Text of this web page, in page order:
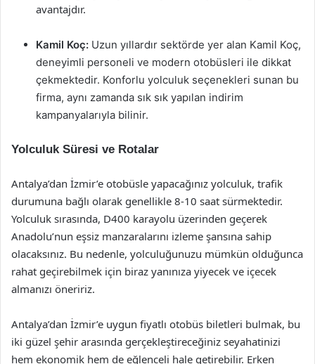
avantajdır.
Kamil Koç: Uzun yıllardır sektörde yer alan Kamil Koç,
deneyimli personeli ve modern otobüsleri ile dikkat
çekmektedir. Konforlu yolculuk seçenekleri sunan bu
firma, aynı zamanda sık sık yapılan indirim
kampanyalarıyla bilinir.
Yolculuk Süresi ve Rotalar
Antalya’dan İzmir’e otobüsle yapacağınız yolculuk, trafik
durumuna bağlı olarak genellikle 8-10 saat sürmektedir.
Yolculuk sırasında, D400 karayolu üzerinden geçerek
Anadolu’nun eşsiz manzaralarını izleme şansına sahip
olacaksınız. Bu nedenle, yolculuğunuzu mümkün olduğunca
rahat geçirebilmek için biraz yanınıza yiyecek ve içecek
almanızı öneririz.
Antalya’dan İzmir’e uygun fiyatlı otobüs biletleri bulmak, bu
iki güzel şehir arasında gerçekleştireceğiniz seyahatinizi
hem ekonomik hem de eğlenceli hale getirebilir. Erken